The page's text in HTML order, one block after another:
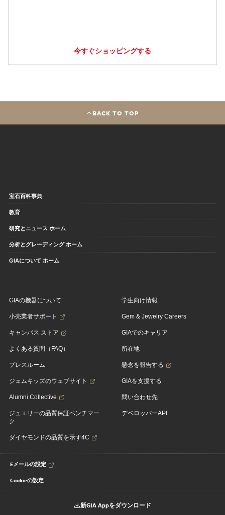
今すぐショッピングする
BACK TO TOP
宝石百科事典
教育
研究とニュース ホーム
分析とグレーディング ホーム
GIAについて ホーム
GIAの機器について
小売業者サポート
キャンパス ストア
よくある質問（FAQ）
プレスルーム
ジェムキッズのウェブサイト
Alumni Collective
ジュエリーの品質保証ベンチマー
ク
ダイヤモンドの品質を示す4C
学生向け情報
Gem & Jewelry Careers
GIAでのキャリア
所在地
懸念を報告する
GIAを支援する
問い合わせ先
デベロッパーAPI
Eメールの設定
Cookieの設定
新GIA Appをダウンロード